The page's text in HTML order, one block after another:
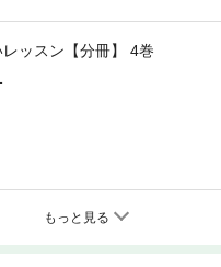
ッスン【分冊】 4巻
もっと見る